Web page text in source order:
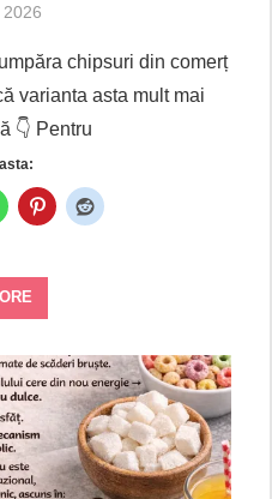
2026
chipsuri din comerț
varianta asta mult mai
👇 Pentru